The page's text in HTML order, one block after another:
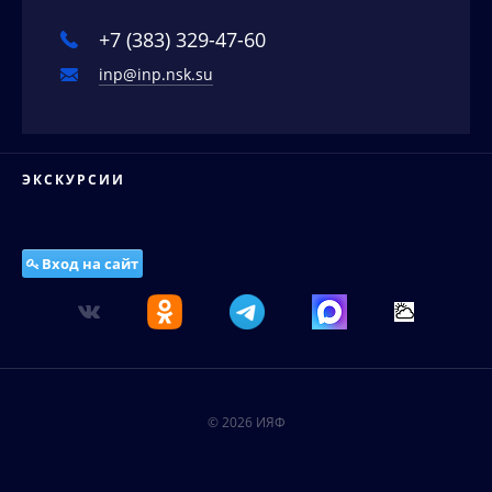
Наука в деталях
Видеоматериалы о нас
+7 (383) 329-47-60
inp@inp.nsk.su
ЭКСКУРСИИ
Вход на сайт
© 2026 ИЯФ